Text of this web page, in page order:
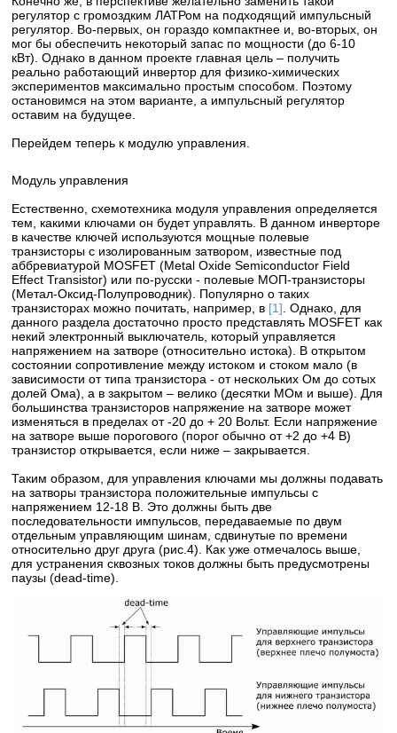
регулятор с громоздким ЛАТРом на подходящий импульсный
регулятор. Во-первых, он гораздо компактнее и, во-вторых, он
мог бы обеспечить некоторый запас по мощности (до 6-10
кВт). Однако в данном проекте главная цель – получить
реально работающий инвертор для физико-химических
экспериментов максимально простым способом. Поэтому
остановимся на этом варианте, а импульсный регулятор
оставим на будущее.
Перейдем теперь к модулю управления.
Модуль управления
Естественно, схемотехника модуля управления определяется
тем, какими ключами он будет управлять. В данном инверторе
в качестве ключей используются мощные полевые
транзисторы с изолированным затвором, известные под
аббревиатурой MOSFET (Metal Oxide Semiconductor Field
Effect Transistor) или по-русски - полевые МОП-транзисторы
(Метал-Оксид-Полупроводник). Популярно о таких
транзисторах можно почитать, например, в [1]. Однако, для
данного раздела достаточно просто представлять MOSFET как
некий электронный выключатель, который управляется
напряжением на затворе (относительно истока). В открытом
состоянии сопротивление между истоком и стоком мало (в
зависимости от типа транзистора - от нескольких Ом до сотых
долей Ома), а в закрытом – велико (десятки МОм и выше). Для
большинства транзисторов напряжение на затворе может
изменяться в пределах от -20 до + 20 Вольт. Если напряжение
на затворе выше порогового (порог обычно от +2 до +4 В)
транзистор открывается, если ниже – закрывается.
Таким образом, для управления ключами мы должны подавать
на затворы транзистора положительные импульсы с
напряжением 12-18 В. Это должны быть две
последовательности импульсов, передаваемые по двум
отдельным управляющим шинам, сдвинутые по времени
относительно друг друга (рис.4). Как уже отмечалось выше,
для устранения сквозных токов должны быть предусмотрены
паузы (dead-time).